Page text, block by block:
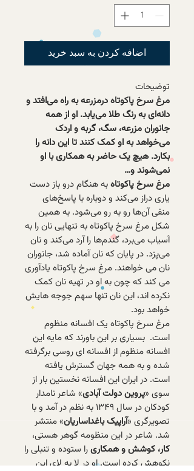
اضافه کردن به سبد خرید
توضیحات
مرغ سرخ پاکوتاه درمزرعه به راه می‌افتد و
دانه‌ای به رنگ طلا می‌یابد. او از همه
جانوران مزرعه، سگ، گربه و اردک
می‌خواهد به او کمک کنند تا این دانه را
بکارد. هیچ یک حاضر به همکاری با او
نمی‌شوند و…
مرغ سرخ پاکوتاهبه هنگام درو باز دست
یاری دراز می‌کند و دوباره با پاسخ‌های
منفی آن‌ها رو به رو می‌شود. به همین
شکل مرغ سرخ پاکوتاه به تنهایی نان را به
آسیاب می‌برد، گندم‌ها را آرد می‌کند و نان
می‌پزد. در پایان که نان آماده شد، جانوران
نان می خواهند. مرغ سرخ پاکوتاه یادآوری
می کند که چون به او در تهیه نان کمک
نکرده اند،‌ این نان تنها سهم جوجه هایش
خواهد بود.
مرغ سرخ پاکوتاه یک افسانه منظوم
است. بسیاری بر این باورند که مایه این
افسانه منظوم از افسانه ای روسی برگرفته
شده و به همه جهان گسترش یافته
است. در ایران این افسانه نخستین بار از
سوی «پروین دولت آبادی» شاعر نامدار
کودکان در سال ۱۳۴۹ به نظم در آمد و با
تصویرگری «آراپیک باغداساریان» منتشر
شد. شاعر در این منظومه گوهر هستی،
کار، کوشش و همکاریرا ستوده و تنبلی را
نکوهش کرده است. او در لا به لای این